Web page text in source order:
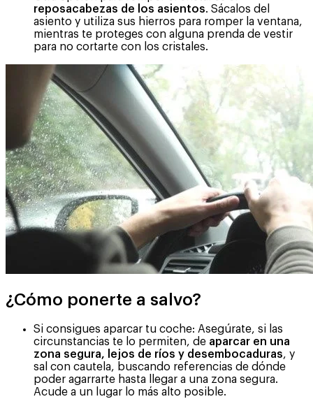
reposacabezas de los asientos. Sácalos del
asiento y utiliza sus hierros para romper la ventana,
mientras te proteges con alguna prenda de vestir
para no cortarte con los cristales.
¿Cómo ponerte a salvo?
Si consigues aparcar tu coche: Asegúrate, si las
circunstancias te lo permiten, de aparcar en una
zona segura, lejos de ríos y desembocaduras, y
sal con cautela, buscando referencias de dónde
poder agarrarte hasta llegar a una zona segura.
Acude a un lugar lo más alto posible.